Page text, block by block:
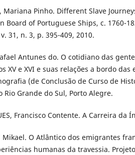
Mariana Pinho. Different Slave
Board of Portuguese Ships, c. 1760-
31, n. 3, p. 395-409, 2010.
Antunes do. O cotidiano das
XV e XVI e suas relações a bordo
(de Conclusão de Curso de
Rio Grande do Sul, Porto Alegre.
Francisco Contente. A Carreira da
Mikael. O Atlântico dos emigrantes
humanas da travessia.